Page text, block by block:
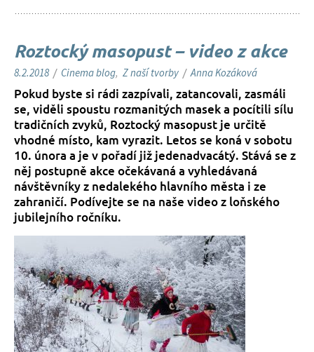
Roztocký masopust – video z akce
8.2.2018 / Cinema blog, Z naší tvorby / Anna Kozáková
Pokud byste si rádi zazpívali, zatancovali, zasmáli
se, viděli spoustu rozmanitých masek a pocítili sílu
tradičních zvyků, Roztocký masopust je určitě
vhodné místo, kam vyrazit. Letos se koná v sobotu
10. února a je v pořadí již jedenadvacátý. Stává se z
něj postupně akce očekávaná a vyhledávaná
návštěvníky z nedalekého hlavního města i ze
zahraničí. Podívejte se na naše video z loňského
jubilejního ročníku.